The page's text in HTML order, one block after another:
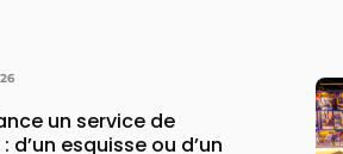
un service de
d’un esquisse ou d’un